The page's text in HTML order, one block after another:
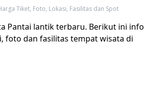
Tiket, Foto, Lokasi, Fasilitas dan Spot
Pantai lantik terbaru. Berikut ini info
foto dan fasilitas tempat wisata di